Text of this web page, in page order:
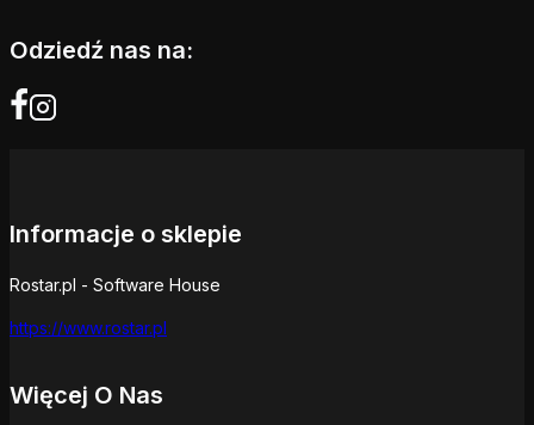
Odziedź nas na:
Informacje o sklepie
Rostar.pl - Software House
https://www.rostar.pl
Więcej O Nas